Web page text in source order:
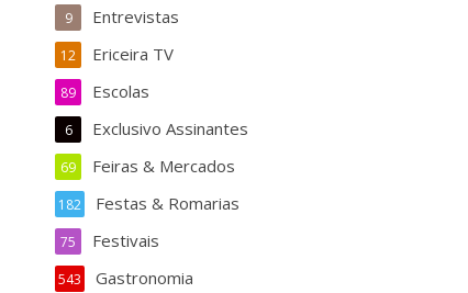
Entrevistas
9
Ericeira TV
12
Escolas
89
Exclusivo Assinantes
6
Feiras & Mercados
69
Festas & Romarias
182
Festivais
75
Gastronomia
543